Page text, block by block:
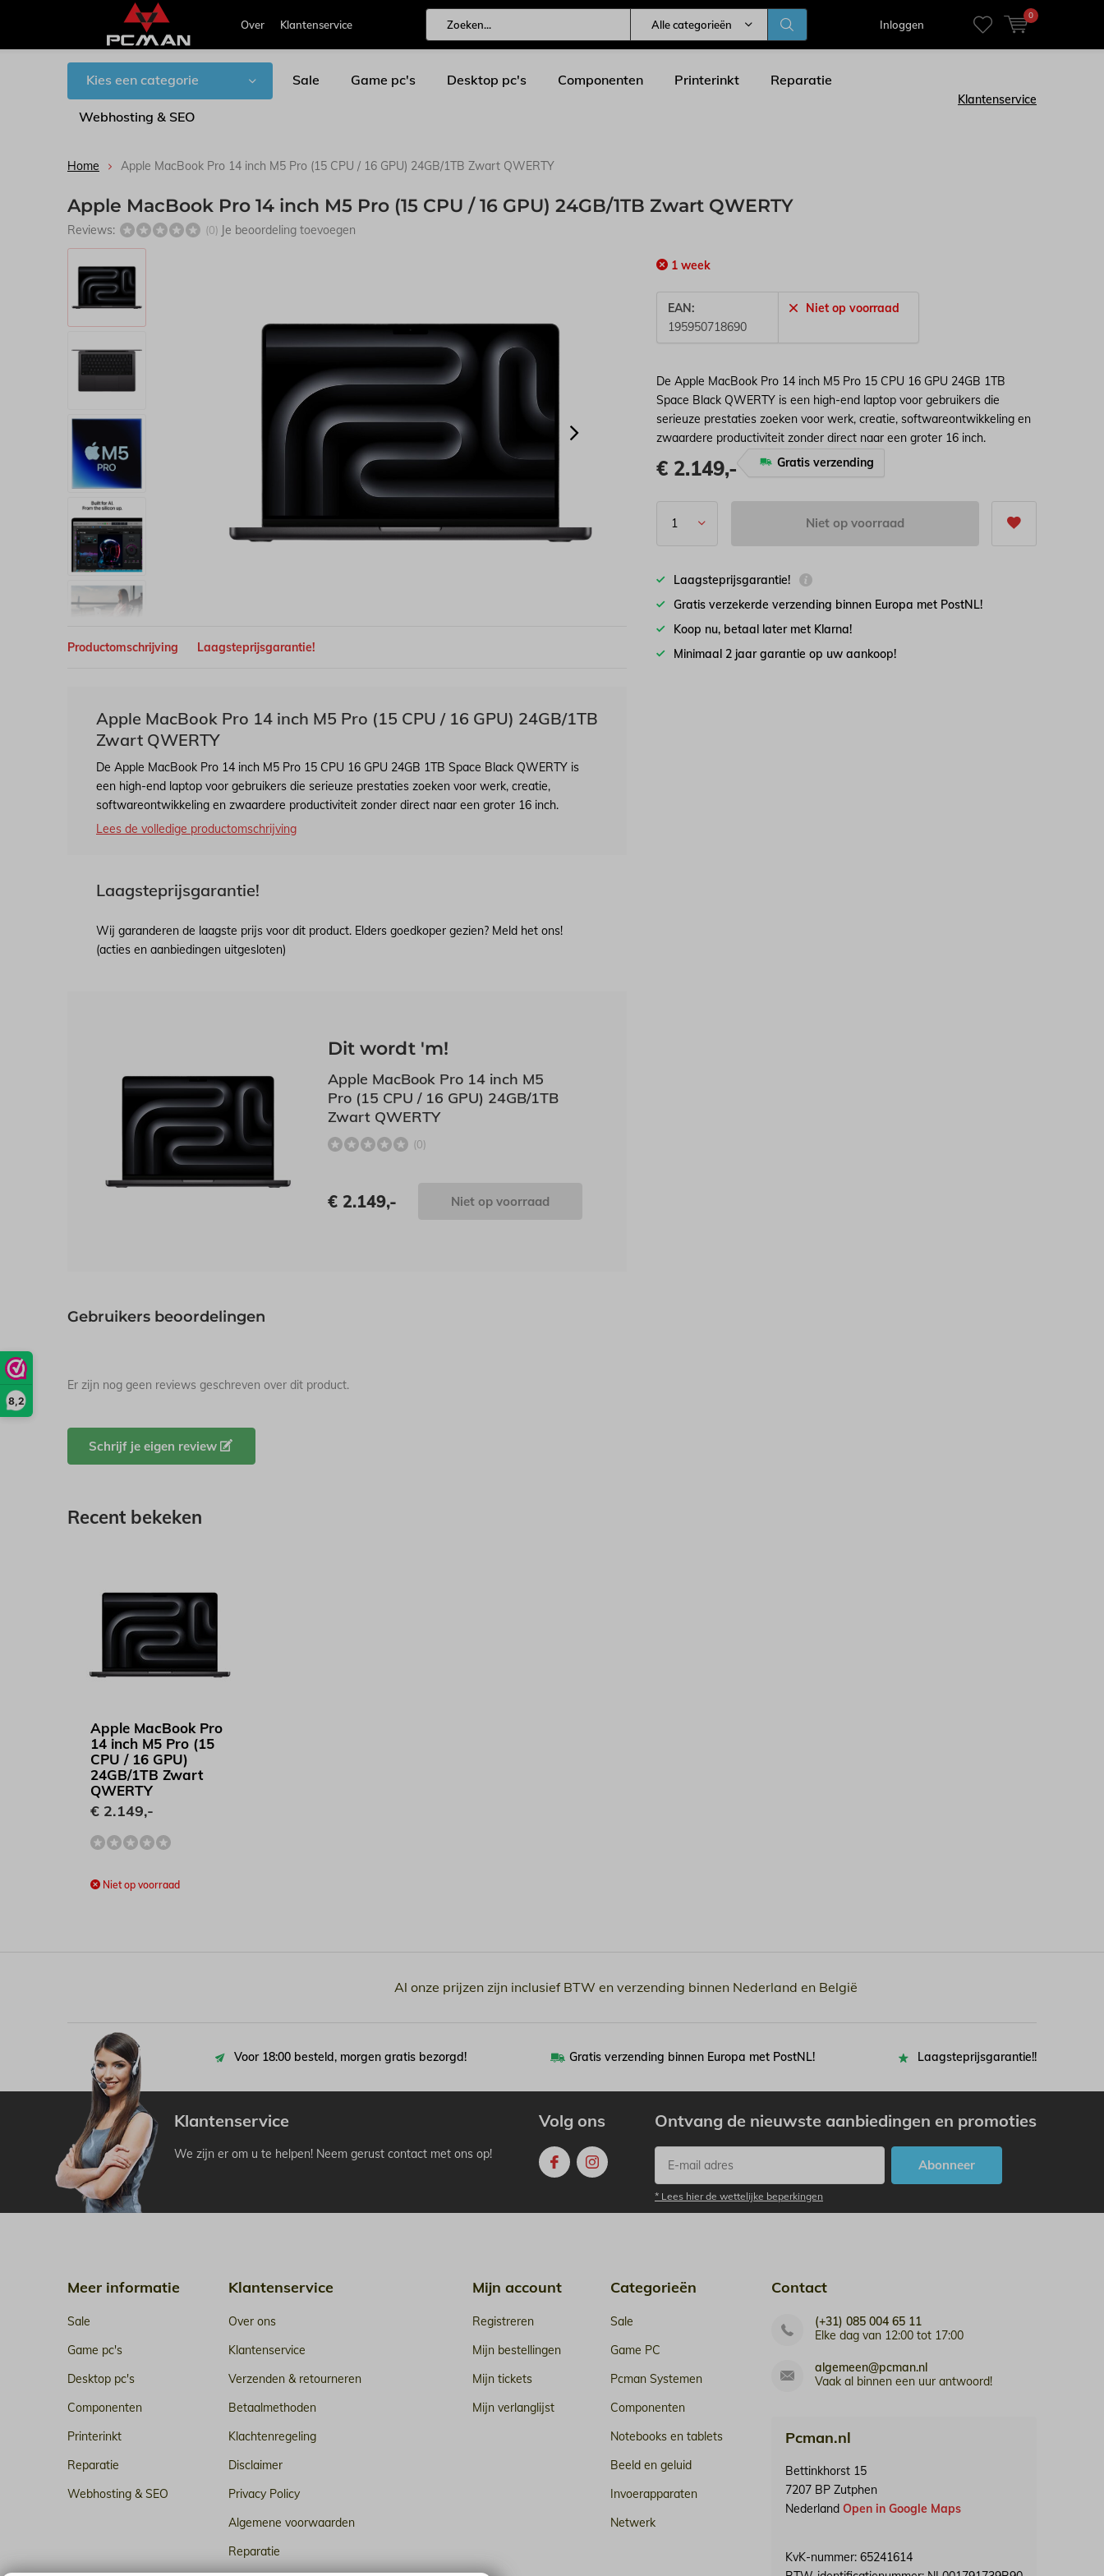
8,2
Over Klantenservice Alle categorieën Inloggen
0
Kies een categorie Sale Game pc's Desktop pc's Componenten Printerinkt Reparatie
Webhosting & SEO
Klantenservice
Home Apple MacBook Pro 14 inch M5 Pro (15 CPU / 16 GPU) 24GB/1TB Zwart QWERTY
Apple MacBook Pro 14 inch M5 Pro (15 CPU / 16 GPU) 24GB/1TB Zwart QWERTY
Reviews: (0) Je beoordeling toevoegen
Productomschrijving Laagsteprijsgarantie!
Apple MacBook Pro 14 inch M5 Pro (15 CPU / 16 GPU) 24GB/1TB
Zwart QWERTY
De Apple MacBook Pro 14 inch M5 Pro 15 CPU 16 GPU 24GB 1TB Space Black QWERTY is
een high-end laptop voor gebruikers die serieuze prestaties zoeken voor werk, creatie,
softwareontwikkeling en zwaardere productiviteit zonder direct naar een groter 16 inch.
Lees de volledige productomschrijving
Laagsteprijsgarantie!
Wij garanderen de laagste prijs voor dit product. Elders goedkoper gezien? Meld het ons!
(acties en aanbiedingen uitgesloten)
Dit wordt 'm!
Apple MacBook Pro 14 inch M5
Pro (15 CPU / 16 GPU) 24GB/1TB
Zwart QWERTY
(0)
€ 2.149,- Niet op voorraad
1 week
EAN:
195950718690
Niet op voorraad
De Apple MacBook Pro 14 inch M5 Pro 15 CPU 16 GPU 24GB 1TB
Space Black QWERTY is een high-end laptop voor gebruikers die
serieuze prestaties zoeken voor werk, creatie, softwareontwikkeling en
zwaardere productiviteit zonder direct naar een groter 16 inch.
€ 2.149,- Gratis verzending
Niet op voorraad
Laagsteprijsgarantie!
Gratis verzekerde verzending binnen Europa met PostNL!
Koop nu, betaal later met Klarna!
Minimaal 2 jaar garantie op uw aankoop!
Gebruikers beoordelingen
Er zijn nog geen reviews geschreven over dit product.
Schrijf je eigen review
Recent bekeken
Apple MacBook Pro
14 inch M5 Pro (15
CPU / 16 GPU)
24GB/1TB Zwart
QWERTY
€ 2.149,-
Niet op voorraad
Al onze prijzen zijn inclusief BTW en verzending binnen Nederland en België
Voor 18:00 besteld, morgen gratis bezorgd! Gratis verzending binnen Europa met PostNL! Laagsteprijsgarantie!!
Klantenservice
We zijn er om u te helpen! Neem gerust contact met ons op!
Volg ons Ontvang de nieuwste aanbiedingen en promoties
Abonneer
* Lees hier de wettelijke beperkingen
Meer informatie
Sale
Game pc's
Desktop pc's
Componenten
Printerinkt
Reparatie
Webhosting & SEO
Klantenservice
Over ons
Klantenservice
Verzenden & retourneren
Betaalmethoden
Klachtenregeling
Disclaimer
Privacy Policy
Algemene voorwaarden
Reparatie
Mijn account
Registreren
Mijn bestellingen
Mijn tickets
Mijn verlanglijst
Categorieën
Sale
Game PC
Pcman Systemen
Componenten
Notebooks en tablets
Beeld en geluid
Invoerapparaten
Netwerk
Contact
(+31) 085 004 65 11
Elke dag van 12:00 tot 17:00
algemeen@pcman.nl
Vaak al binnen een uur antwoord!
Pcman.nl
Bettinkhorst 15
7207 BP Zutphen
Nederland Open in Google Maps
KvK-nummer: 65241614